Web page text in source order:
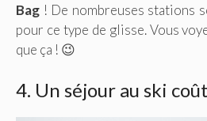
Bag ! De nombreuses stations
pour ce type de glisse. Vous
que ça ! 😉
4. Un séjour au ski